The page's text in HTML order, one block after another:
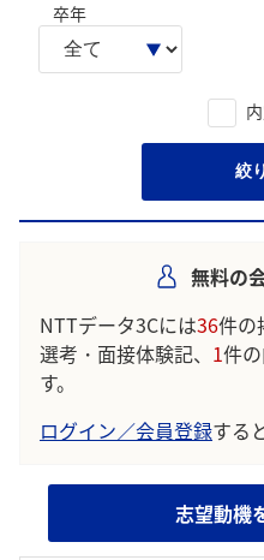
卒年
絞
無料の
NTTデータ3Cには36件の
選考・面接体験記、 1件
す。
ログイン／会員登録する
志望動機